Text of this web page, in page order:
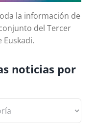
la información de
del Tercer
Euskadi.
noticias por